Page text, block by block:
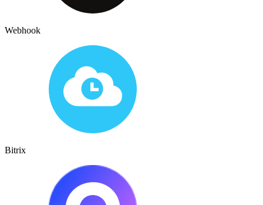
Webhook
Bitrix